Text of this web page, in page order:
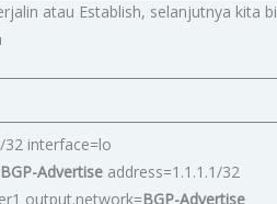
atau Establish, selanjutnya
32 interface=lo
BGP-Advertise address=1.1.1.1/32
output.network=BGP-Advertise